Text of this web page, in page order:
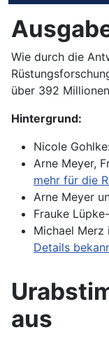
Wie durch die
über 392
Hintergrund:
Nicole
Arne Meyer,
mehr für die
Arne Meyer
Frauke
Michael Merz
Details
aus